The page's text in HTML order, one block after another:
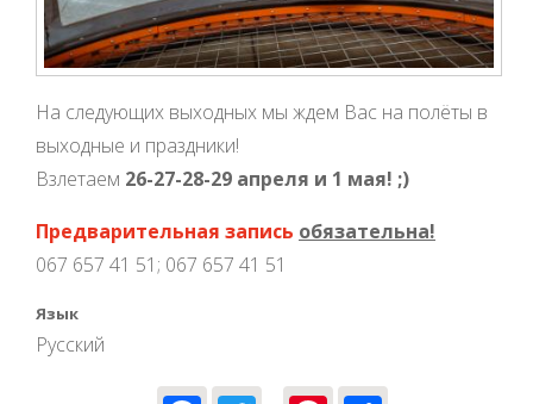
На следующих выходных мы ждем Вас на полёты в
выходные и праздники!
Взлетаем 26-27-28-29 апреля и 1 мая! ;)
Предварительная запись обязательна!
067 657 41 51; 067 657 41 51
Язык
Русский